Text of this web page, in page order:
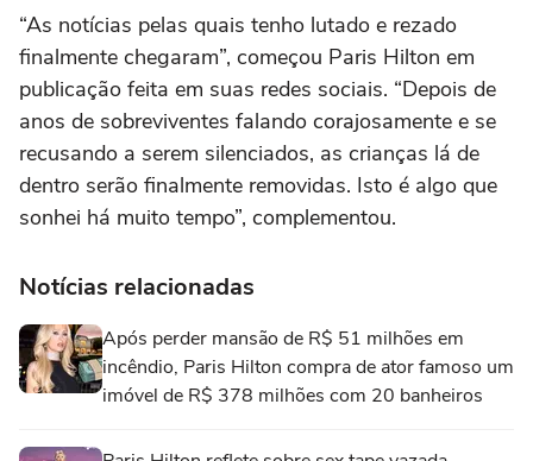
“As notícias pelas quais tenho lutado e rezado
finalmente chegaram”, começou Paris Hilton em
publicação feita em suas redes sociais. “Depois de
anos de sobreviventes falando corajosamente e se
recusando a serem silenciados, as crianças lá de
dentro serão finalmente removidas. Isto é algo que
sonhei há muito tempo”, complementou.
Notícias relacionadas
Após perder mansão de R$ 51 milhões em
incêndio, Paris Hilton compra de ator famoso um
imóvel de R$ 378 milhões com 20 banheiros